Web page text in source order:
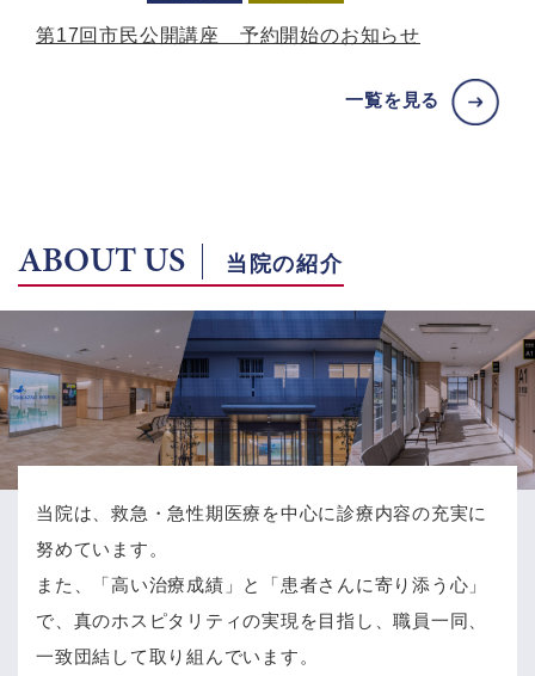
第17回市民公開講座 予約開始のお知らせ
一覧を見る
ABOUT US 当院の紹介
当院は、救急・急性期医療を中心に診療内容の充実に
努めています。
また、「高い治療成績」と「患者さんに寄り添う心」
で、 真のホスピタリティの実現を目指し、職員一同、
一致団結して取り組んでいます。